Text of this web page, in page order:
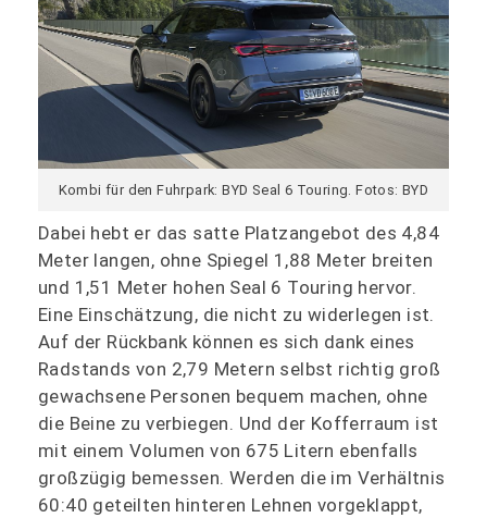
Kombi für den Fuhrpark: BYD Seal 6 Touring. Fotos: BYD
Dabei hebt er das satte Platzangebot des 4,84
Meter langen, ohne Spiegel 1,88 Meter breiten
und 1,51 Meter hohen Seal 6 Touring hervor.
Eine Einschätzung, die nicht zu widerlegen ist.
Auf der Rückbank können es sich dank eines
Radstands von 2,79 Metern selbst richtig groß
gewachsene Personen bequem machen, ohne
die Beine zu verbiegen. Und der Kofferraum ist
mit einem Volumen von 675 Litern ebenfalls
großzügig bemessen. Werden die im Verhältnis
60:40 geteilten hinteren Lehnen vorgeklappt,